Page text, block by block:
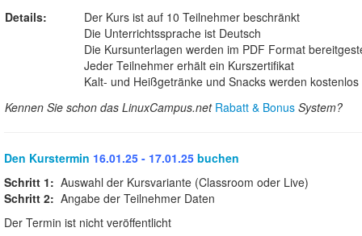
Details:
Der Kurs ist auf 10 Teilnehmer beschränkt
Die Unterrichtssprache ist Deutsch
Die Kursunterlagen werden im PDF Format
Jeder Teilnehmer erhält ein Kurszertifikat
Kalt- und Heißgetränke und Snacks werden
Kennen Sie schon das LinuxCampus.net Rabatt & Bonus System?
Den Kurstermin 16.01.25 - 17.01.25 buchen
Schritt 1: Auswahl der Kursvariante (Classroom oder Live)
Schritt 2: Angabe der Teilnehmer Daten
Der Termin ist nicht veröffentlicht